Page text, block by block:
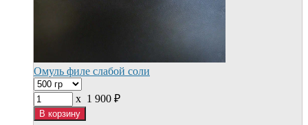
Омуль филе слабой соли
x 1 900 ₽